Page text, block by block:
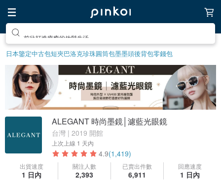
日本鑒定中古包短夾巴洛克珍珠圓筒包墨墨頭後背包零錢包
ALEGANT 時尚墨鏡│濾藍光眼鏡
台灣 | 2019 開館
上次上線 1 天內
4.9(1,419)
出貨速度
1 日內
關注人數
2,393
已賣出件數
6,911
回應速度
1 日內